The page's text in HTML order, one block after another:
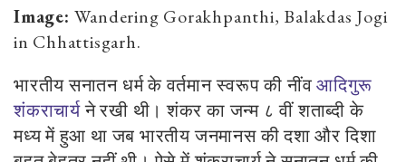
Image:Wandering Gorakhpanthi, Balakdas Jogi
in Chhattisgarh.
भारतीय सनातन धर्म के वर्तमान स्वरूप की नींवआदिगुरू
शंकराचार्यने रखी थी। शंकर का जन्म ८ वीं शताब्दी के
मध्य में हुआ था जब भारतीय जनमानस की दशा और दिशा